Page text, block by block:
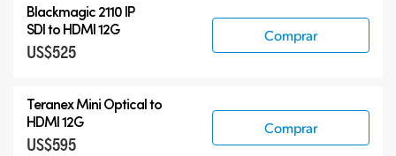
Teranex Mini
Teranex Mini Optical Fiber
Blackmagic 2110 IP
SDI to HDMI 12G
US$525
Comprar
Teranex Mini Optical to
HDMI 12G
US$595
Comprar